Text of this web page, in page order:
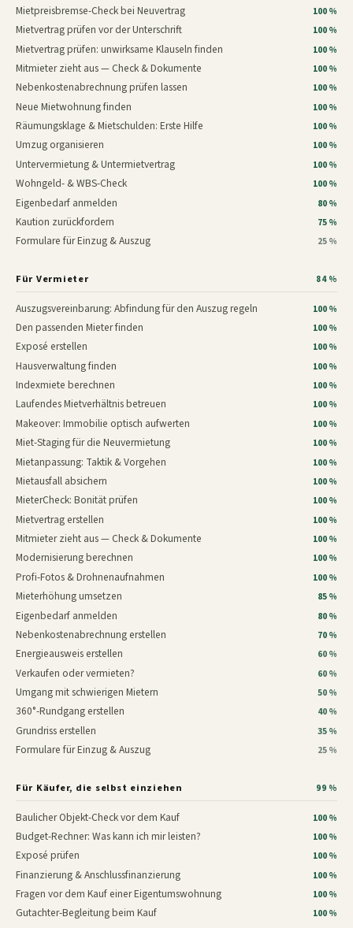
Mietpreisbremse-Check bei Neuvertrag 100 %
Mietvertrag prüfen vor der Unterschrift 100 %
Mietvertrag prüfen: unwirksame Klauseln finden 100 %
Mitmieter zieht aus — Check & Dokumente 100 %
Nebenkostenabrechnung prüfen lassen 100 %
Neue Mietwohnung finden 100 %
Räumungsklage & Mietschulden: Erste Hilfe 100 %
Umzug organisieren 100 %
Untervermietung & Untermietvertrag 100 %
Wohngeld- & WBS-Check 100 %
Eigenbedarf anmelden 80 %
Kaution zurückfordern 75 %
Formulare für Einzug & Auszug 25 %
Für Vermieter 84 %
Auszugsvereinbarung: Abfindung für den Auszug regeln 100 %
Den passenden Mieter finden 100 %
Exposé erstellen 100 %
Hausverwaltung finden 100 %
Indexmiete berechnen 100 %
Laufendes Mietverhältnis betreuen 100 %
Makeover: Immobilie optisch aufwerten 100 %
Miet-Staging für die Neuvermietung 100 %
Mietanpassung: Taktik & Vorgehen 100 %
Mietausfall absichern 100 %
MieterCheck: Bonität prüfen 100 %
Mietvertrag erstellen 100 %
Mitmieter zieht aus — Check & Dokumente 100 %
Modernisierung berechnen 100 %
Profi-Fotos & Drohnenaufnahmen 100 %
Mieterhöhung umsetzen 85 %
Eigenbedarf anmelden 80 %
Nebenkostenabrechnung erstellen 70 %
Energieausweis erstellen 60 %
Verkaufen oder vermieten? 60 %
Umgang mit schwierigen Mietern 50 %
360°-Rundgang erstellen 40 %
Grundriss erstellen 35 %
Formulare für Einzug & Auszug 25 %
Für Käufer, die selbst einziehen 99 %
Baulicher Objekt-Check vor dem Kauf 100 %
Budget-Rechner: Was kann ich mir leisten? 100 %
Exposé prüfen 100 %
Finanzierung & Anschlussfinanzierung 100 %
Fragen vor dem Kauf einer Eigentumswohnung 100 %
Gutachter-Begleitung beim Kauf 100 %